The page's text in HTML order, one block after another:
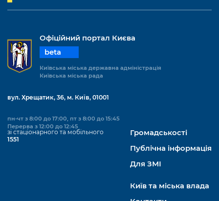
Офіційний портал Києва
beta
Київська міська державна адміністрація
Київська міська рада
вул. Хрещатик, 36, м. Київ, 01001
пн-чт з 8:00 до 17:00, пт з 8:00 до 15:45
Перерва з 12:00 до 12:45
зі стаціонарного та мобільного
1551
Громадськості
Публічна інформація
Для ЗМІ
Київ та міська влада